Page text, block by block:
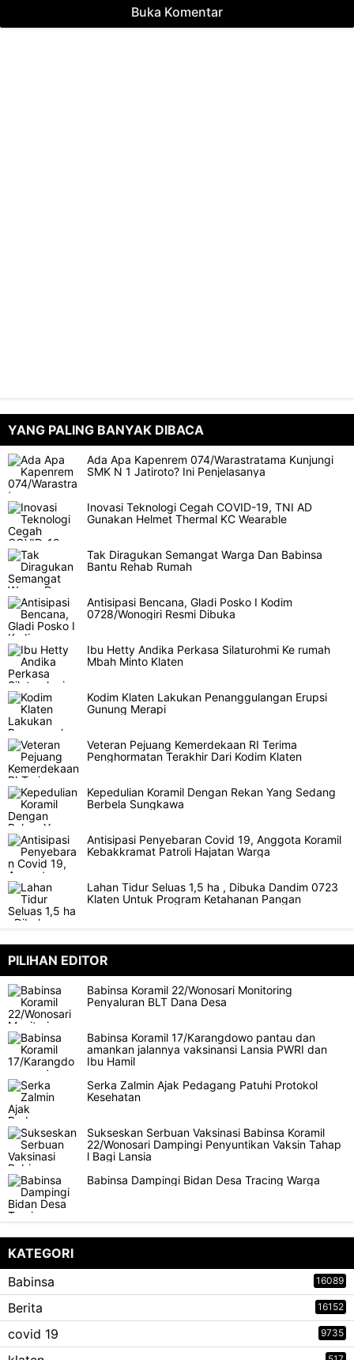
Buka Komentar
YANG PALING BANYAK DIBACA
Ada Apa Kapenrem 074/Warastratama Kunjungi
SMK N 1 Jatiroto? Ini Penjelasanya
Inovasi Teknologi Cegah COVID-19, TNI AD
Gunakan Helmet Thermal KC Wearable
Tak Diragukan Semangat Warga Dan Babinsa
Bantu Rehab Rumah
Antisipasi Bencana, Gladi Posko I Kodim
0728/Wonogiri Resmi Dibuka
Ibu Hetty Andika Perkasa Silaturohmi Ke rumah
Mbah Minto Klaten
Kodim Klaten Lakukan Penanggulangan Erupsi
Gunung Merapi
Veteran Pejuang Kemerdekaan RI Terima
Penghormatan Terakhir Dari Kodim Klaten
Kepedulian Koramil Dengan Rekan Yang Sedang
Berbela Sungkawa
Antisipasi Penyebaran Covid 19, Anggota Koramil
Kebakkramat Patroli Hajatan Warga
Lahan Tidur Seluas 1,5 ha , Dibuka Dandim 0723
Klaten Untuk Program Ketahanan Pangan
PILIHAN EDITOR
Babinsa Koramil 22/Wonosari Monitoring
Penyaluran BLT Dana Desa
Babinsa Koramil 17/Karangdowo pantau dan
amankan jalannya vaksinansi Lansia PWRI dan
Ibu Hamil
Serka Zalmin Ajak Pedagang Patuhi Protokol
Kesehatan
Sukseskan Serbuan Vaksinasi Babinsa Koramil
22/Wonosari Dampingi Penyuntikan Vaksin Tahap
l Bagi Lansia
Babinsa Dampingi Bidan Desa Tracing Warga
KATEGORI
Babinsa
16089
Berita 16152
covid 19 9735